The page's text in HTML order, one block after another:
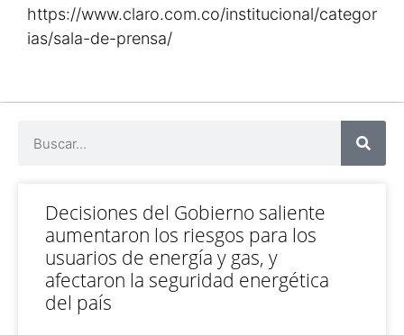
https://www.claro.com.co/institucional/categor
ias/sala-de-prensa/
Decisiones del Gobierno saliente
aumentaron los riesgos para los
usuarios de energía y gas, y
afectaron la seguridad energética
del país